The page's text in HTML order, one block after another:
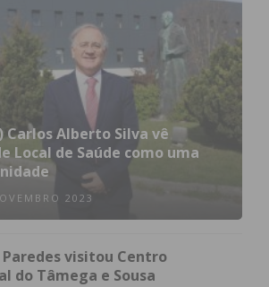
Carlos Alberto Silva vê
Local de Saúde como uma
2023
Paredes visitou Centro
do Tâmega e Sousa